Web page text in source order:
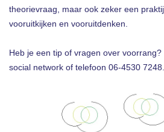
theorievraag, maar ook zeker een
vooruitkijken en vooruitdenken.
Heb je een tip of vragen over voorrang?
social network of telefoon 06-4530 7248.